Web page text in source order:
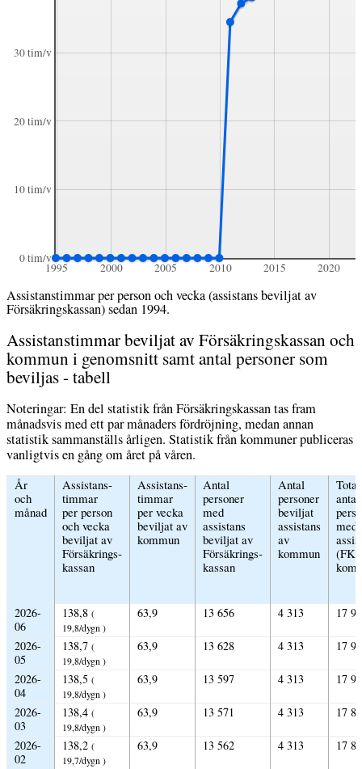
1995 2000 2005 2010 2015 2020
0 tim/v
10 tim/v
20 tim/v
30 tim/v
Assistanstimmar per person och vecka (assistans beviljat av
Försäkringskassan) sedan 1994.
Assistanstimmar beviljat av Försäkrings­kassan och
kommun i genomsnitt samt antal personer som
beviljas - tabell
Noteringar: En del statistik från Försäkringskassan tas fram
månadsvis med ett par månaders fördröjning, medan annan
statistik sammanställs årligen. Statistik från kommuner publiceras
vanligtvis en gång om året på våren.
År
och
månad
Assistans­
timmar
per person
och vecka
beviljat av
Försäkrings­
kassan
Assistans­
timmar
per vecka
beviljat av
kommun
Antal
personer
med
assistans
beviljat av
Försäkrings­
kassan
Antal
personer
beviljat
assistans
av
kommun
Total
antal
med
(FK
2026-
06
138,8 (
19,8/dygn )
63,9 13 656 4 313 17
2026-
05
138,7 (
19,8/dygn )
63,9 13 628 4 313 17
2026-
04
138,5 (
19,8/dygn )
63,9 13 597 4 313 17
2026-
03
138,4 (
19,8/dygn )
63,9 13 571 4 313 17
2026-
02
138,2 (
19,7/dygn )
63,9 13 562 4 313 17